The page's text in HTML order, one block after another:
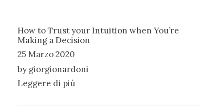
How to Trust your Intuition when You’re
Making a Decision
25 Marzo 2020
by giorgionardoni
Leggere di più